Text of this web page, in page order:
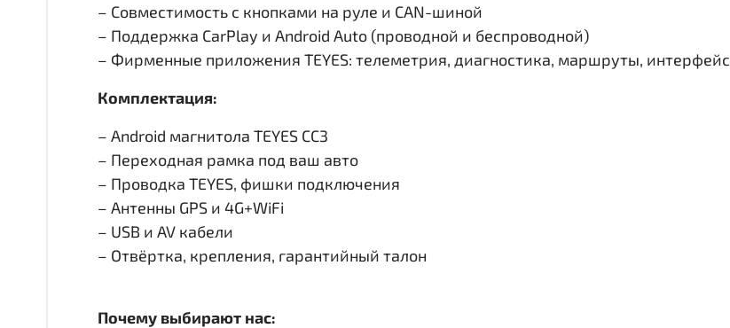
– Совместимость с кнопками на руле и CAN-шиной
– Поддержка CarPlay и Android Auto (проводной и беспроводной)
– Фирменные приложения TEYES: телеметрия, диагностика, маршруты, интерфейс
Комплектация:
– Android магнитола TEYES CC3
– Переходная рамка под ваш авто
– Проводка TEYES, фишки подключения
– Антенны GPS и 4G+WiFi
– USB и AV кабели
– Отвёртка, крепления, гарантийный талон
Почему выбирают нас: